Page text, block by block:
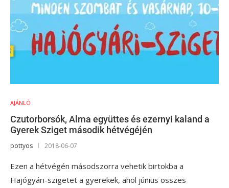
AJÁNLÓ
Czutorborsók, Alma együttes és ezernyi kaland a
Gyerek Sziget második hétvégéjén
pottyos 2018-06-07
Ezen a hétvégén másodszorra vehetik birtokba a
Hajógyári-szigetet a gyerekek, ahol június összes